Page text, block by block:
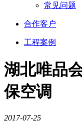
常见问题
合作客户
工程案例
湖北唯品
保空调
2017-07-25